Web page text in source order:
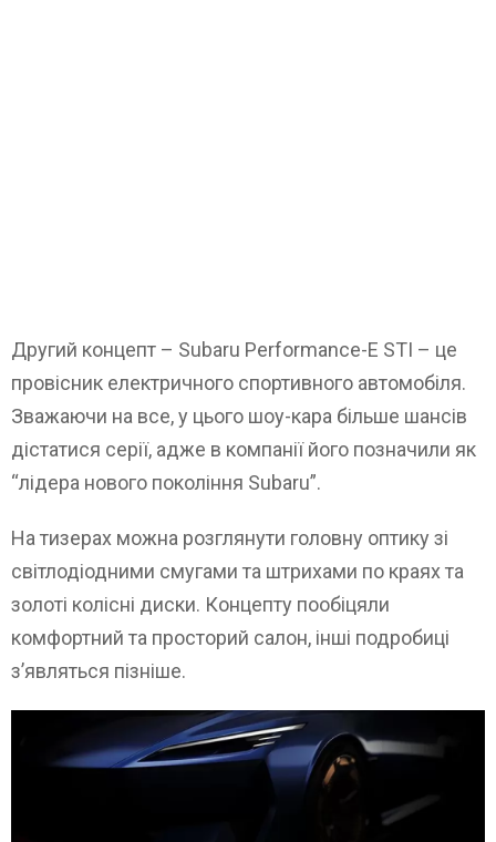
Другий концепт – Subaru Performance-E STI – це
провісник електричного спортивного автомобіля.
Зважаючи на все, у цього шоу-кара більше шансів
дістатися серії, адже в компанії його позначили як
“лідера нового покоління Subaru”.
На тизерах можна розглянути головну оптику зі
світлодіодними смугами та штрихами по краях та
золоті колісні диски. Концепту пообіцяли
комфортний та просторий салон, інші подробиці
з’являться пізніше.